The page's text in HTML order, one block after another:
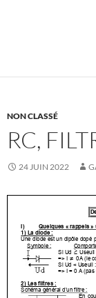
NON CLASSÉ
RC,
24 JUIN 2022